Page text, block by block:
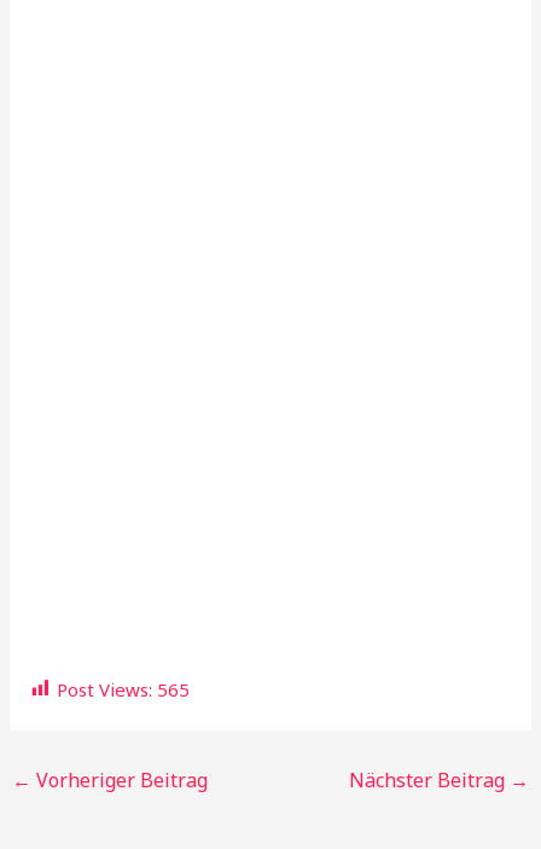
Post Views: 565
← Vorheriger Beitrag Nächster Beitrag →